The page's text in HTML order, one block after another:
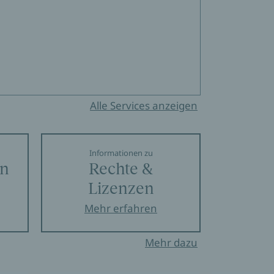
Alle Services anzeigen
Informationen zu
Rechte &
Lizenzen
Mehr erfahren
Mehr dazu